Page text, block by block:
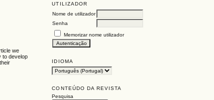
UTILIZADOR
Nome de utilizador
Senha
Memorizar nome utilizador
IDIOMA
CONTEÚDO DA REVISTA
Pesquisa
we
to develop